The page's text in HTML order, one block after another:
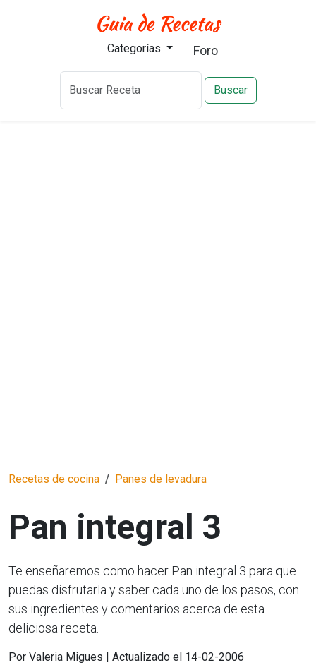
Categorías Foro
Buscar
Recetas de cocina Panes de levadura
Pan integral 3
Te enseñaremos como hacer Pan integral 3 para que
puedas disfrutarla y saber cada uno de los pasos, con
sus ingredientes y comentarios acerca de esta
deliciosa receta.
Por Valeria Migues | Actualizado el 14-02-2006